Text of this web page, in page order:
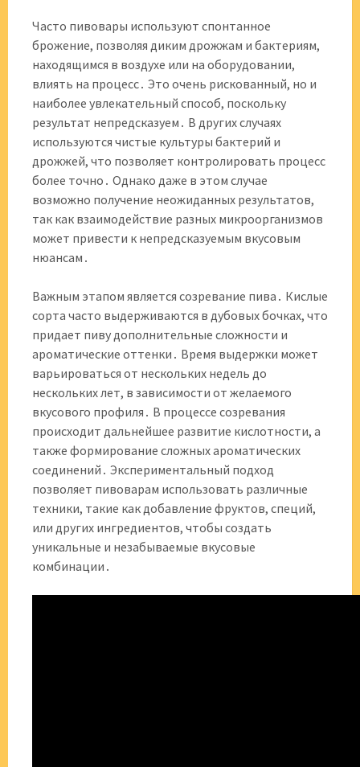
Часто пивовары используют спонтанное
брожение, позволяя диким дрожжам и бактериям,
находящимся в воздухе или на оборудовании,
влиять на процесс․ Это очень рискованный, но и
наиболее увлекательный способ, поскольку
результат непредсказуем․ В других случаях
используются чистые культуры бактерий и
дрожжей, что позволяет контролировать процесс
более точно․ Однако даже в этом случае
возможно получение неожиданных результатов,
так как взаимодействие разных микроорганизмов
может привести к непредсказуемым вкусовым
нюансам․
Важным этапом является созревание пива․ Кислые
сорта часто выдерживаются в дубовых бочках, что
придает пиву дополнительные сложности и
ароматические оттенки․ Время выдержки может
варьироваться от нескольких недель до
нескольких лет, в зависимости от желаемого
вкусового профиля․ В процессе созревания
происходит дальнейшее развитие кислотности, а
также формирование сложных ароматических
соединений․ Экспериментальный подход
позволяет пивоварам использовать различные
техники, такие как добавление фруктов, специй,
или других ингредиентов, чтобы создать
уникальные и незабываемые вкусовые
комбинации․